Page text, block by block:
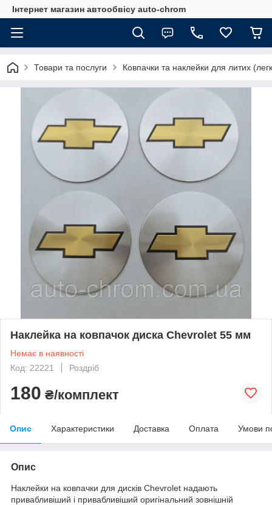
Інтернет магазин автообвісу auto-chrom
Товари та послуги Ковпачки та наклейки для литих
Наклейка на ковпачок диска Chevrolet 55 мм
Немає в наявності
Код: 22221
Роздріб
180 ₴/комплект
Опис Характеристики Доставка Оплата Умови
Опис
Наклейки на ковпачки для дисків Chevrolet надають
привабливіший і привабливіший оригінальний зовнішній